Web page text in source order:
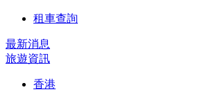
租車查詢
最新消息
旅遊資訊
香港